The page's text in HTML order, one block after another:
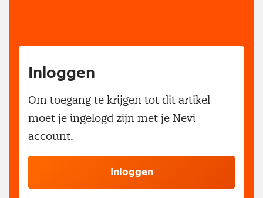
Inloggen
Om toegang te krijgen tot dit artikel
moet je ingelogd zijn met je Nevi
account.
Inloggen